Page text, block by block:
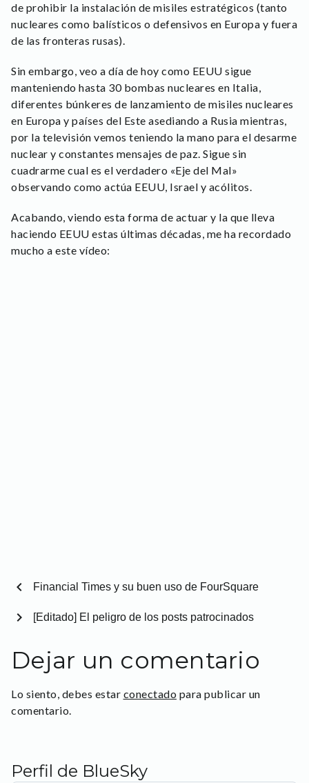
de prohibir la instalación de misiles estratégicos (tanto
nucleares como balísticos o defensivos en Europa y fuera
de las fronteras rusas).
Sin embargo, veo a día de hoy como EEUU sigue
manteniendo hasta 30 bombas nucleares en Italia,
diferentes búnkeres de lanzamiento de misiles nucleares
en Europa y países del Este asediando a Rusia mientras,
por la televisión vemos teniendo la mano para el desarme
nuclear y constantes mensajes de paz. Sigue sin
cuadrarme cual es el verdadero «Eje del Mal»
observando como actúa EEUU, Israel y acólitos.
Acabando, viendo esta forma de actuar y la que lleva
haciendo EEUU estas últimas décadas, me ha recordado
mucho a este vídeo:
chevron_left Financial Times y su buen uso de FourSquare
[Editado] El peligro de los posts patrocinados
chevron_right
Dejar un comentario
Lo siento, debes estar conectado para publicar un
comentario.
Perfil de BlueSky